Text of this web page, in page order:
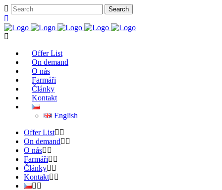
Offer List
On demand
O nás
Farmáři
Články
Kontakt
English
Offer List
On demand
O nás
Farmáři
Články
Kontakt